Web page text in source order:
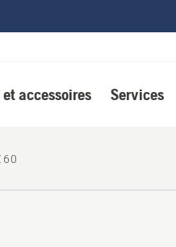
et accessoires Services
60